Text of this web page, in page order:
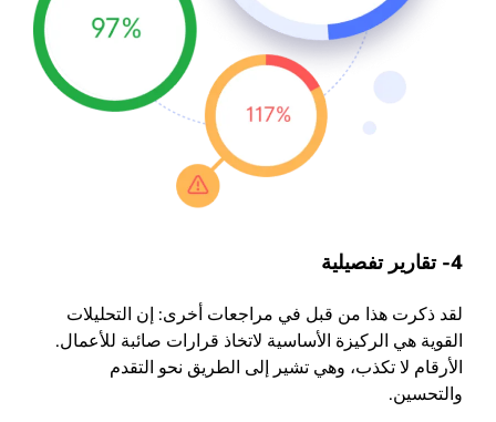
4- تقارير تفصيلية
لقد ذكرت هذا من قبل في مراجعات أخرى: إن التحليلات
القوية هي الركيزة الأساسية لاتخاذ قرارات صائبة للأعمال.
الأرقام لا تكذب، وهي تشير إلى الطريق نحو التقدم
والتحسين.